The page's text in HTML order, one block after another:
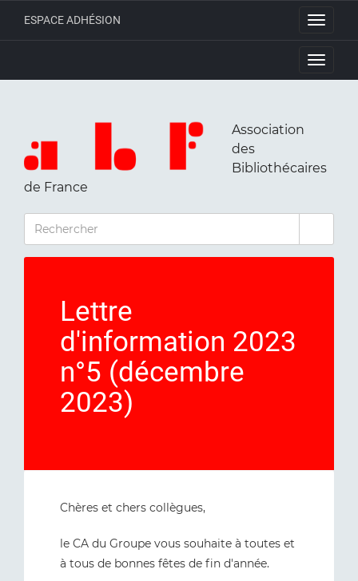
Toggle
ESPACE ADHÉSION
Toggle
Association
des
Bibliothécaires
de France
RECHERCHER
Lettre
d'information 2023
n°5 (décembre
2023)
Chères et chers collègues,
le CA du Groupe vous souhaite à toutes et
à tous de bonnes fêtes de fin d'année.